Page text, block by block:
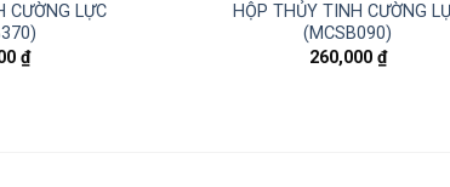
CƯỜNG LỰC
₫
HỘP THỦY TINH CƯỜNG
(MCSB090)
260,000 ₫